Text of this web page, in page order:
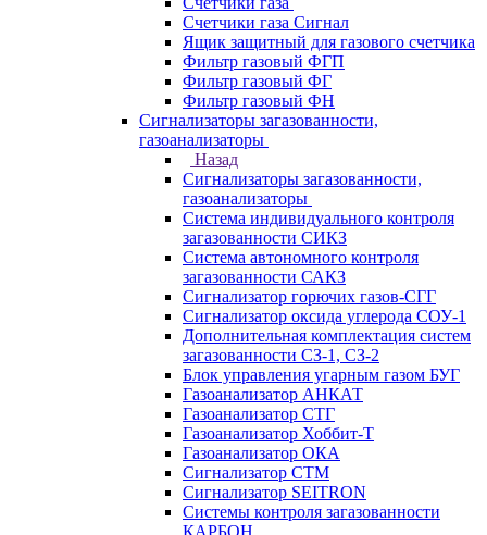
Счетчики газа Сигнал
Ящик защитный для газового счетчика
Фильтр газовый ФГП
Фильтр газовый ФГ
Фильтр газовый ФН
Сигнализаторы загазованности,
газоанализаторы
Назад
Сигнализаторы загазованности,
газоанализаторы
Система индивидуального контроля
загазованности СИКЗ
Система автономного контроля
загазованности САКЗ
Сигнализатор горючих газов-СГГ
Сигнализатор оксида углерода СОУ-1
Дополнительная комплектация систем
загазованности СЗ-1, СЗ-2
Блок управления угарным газом БУГ
Газоанализатор АНКАТ
Газоанализатор СТГ
Газоанализатор Хоббит-Т
Газоанализатор ОКА
Сигнализатор СТМ
Сигнализатор SEITRON
Системы контроля загазованности
КАРБОН